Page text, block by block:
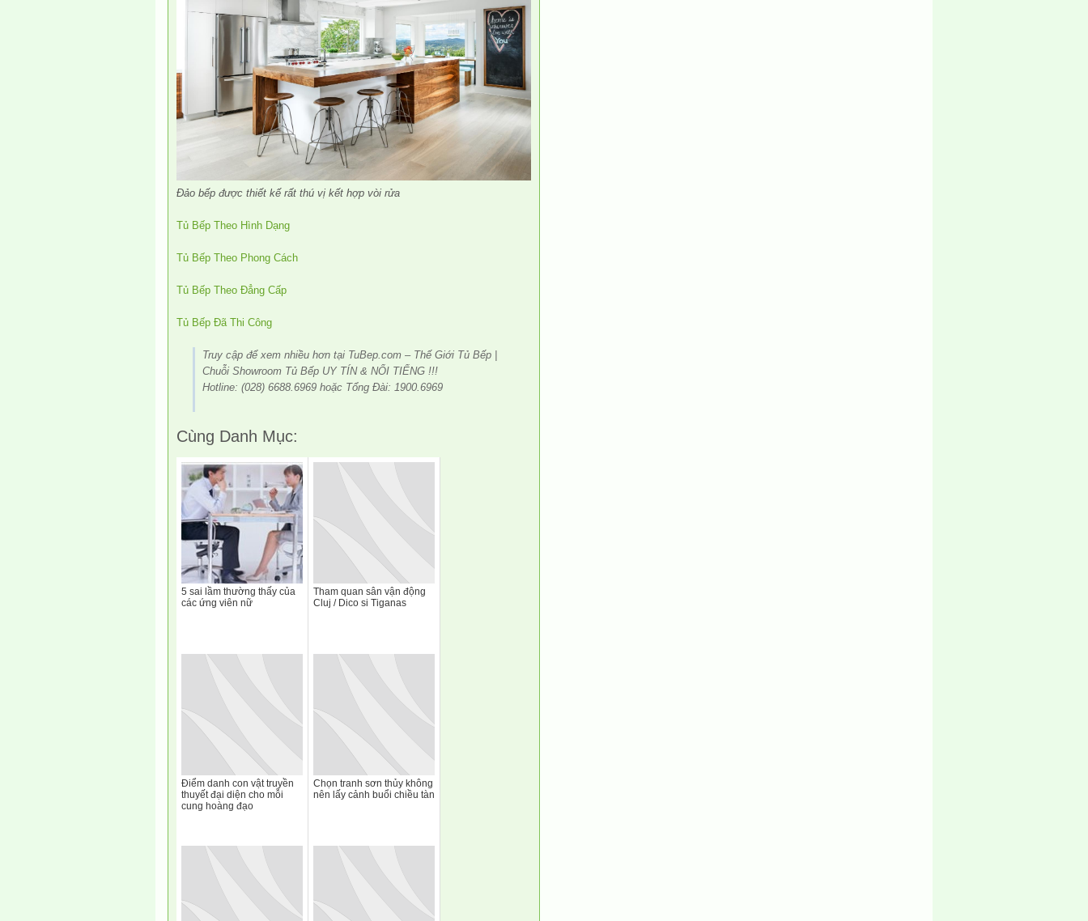
Đảo bếp được thiết kế rất thú vị kết hợp vòi rửa
Tủ Bếp Theo Hình Dạng
Tủ Bếp Theo Phong Cách
Tủ Bếp Theo Đẳng Cấp
Tủ Bếp Đã Thi Công
Truy cập để xem nhiều hơn tại TuBep.com – Thế Giới Tủ Bếp |
Chuỗi Showroom Tủ Bếp UY TÍN & NỔI TIẾNG !!!
Hotline: (028) 6688.6969 hoặc Tổng Đài: 1900.6969
Cùng Danh Mục:
5 sai lầm thường thấy của
các ứng viên nữ
Tham quan sân vận động
Cluj / Dico si Tiganas
Điểm danh con vật truyền
thuyết đại diện cho mỗi
cung hoàng đạo
Chọn tranh sơn thủy không
nên lấy cảnh buổi chiều tàn